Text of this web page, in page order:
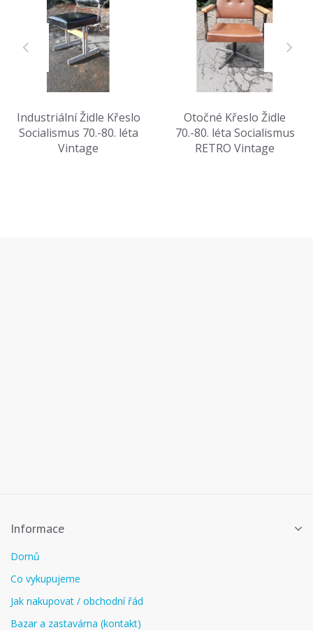
Industriální Židle Křeslo
Socialismus 70.-80. léta
Vintage
Otočné Křeslo Židle
70.-80. léta Socialismus
RETRO Vintage
Informace
Domů
Co vykupujeme
Jak nakupovat / obchodní řád
Bazar a zastavárna (kontakt)